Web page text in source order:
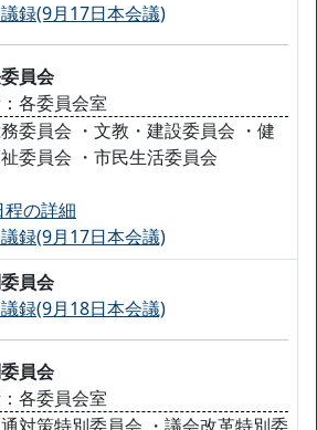
録(9月17日本会議)
員会
各委員会室
務委員会 ・文教・建設委員会 ・健
委員会 ・市民生活委員会
程の詳細
録(9月17日本会議)
員会
録(9月18日本会議)
員会
各委員会室